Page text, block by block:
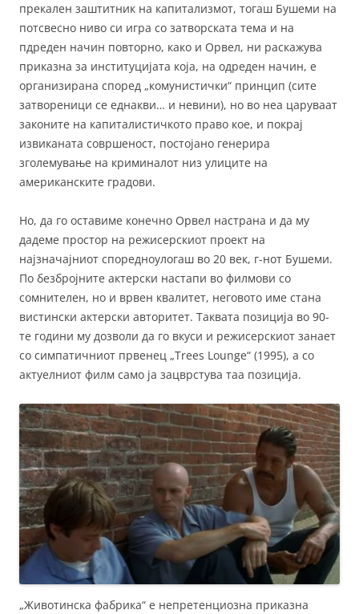
прекален заштитник на капитализмот, тогаш Бушеми на
потсвесно ниво си игра со затворската тема и на
пдреден начин повторно, како и Орвел, ни раскажува
приказна за институцијата која, на одреден начин, е
организирана според „комунистички“ принцип (сите
затвореници се еднакви… и невини), но во неа царуваат
законите на капиталистичкото право кое, и покрај
извиканата совршеност, постојано генерира
зголемување на криминалот низ улиците на
американските градови.
Но, да го оставиме конечно Орвел настрана и да му
дадеме простор на режисерскиот проект на
најзначајниот споредноулогаш во 20 век, г-нот Бушеми.
По безбројните актерски настапи во филмови со
сомнителен, но и врвен квалитет, неговото име стана
вистински актерски авторитет. Таквата позиција во 90-
те години му дозволи да го вкуси и режисерскиот занает
со симпатичниот првенец „Trees Lounge“ (1995), а со
актуелниот филм само ја зацврстува таа позиција.
„Животинска фабрика“ е непретенциозна приказна